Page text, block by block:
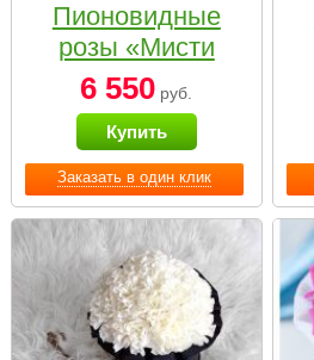
Заказать в один клик
Пионовидные
розы «Мисти
бабблс» в белой
коробке Small
6 550 руб.
Купить